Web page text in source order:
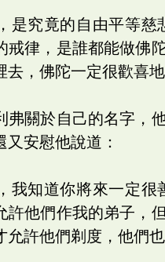
是究竟的自由平等
戒律，是誰都能做佛
去，佛陀一定很歡喜
弗關於自己的名字，
又安慰他說道：
我知道你將來一定
許他們作我的弟子，
允許他們剃度，他們